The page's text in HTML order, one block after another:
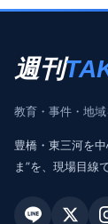
週刊
教育・事件・地
豊橋・東三河を
ま”を、現場目線